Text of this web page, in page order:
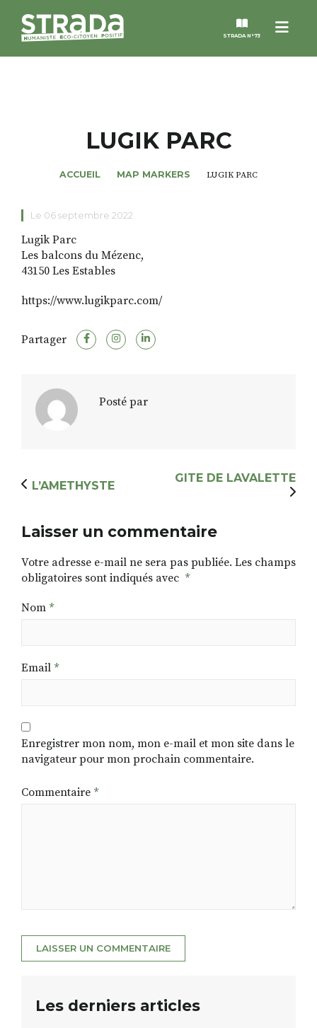
Menu
STRADA N°73
MAGAZINES
NOS THÈMES
STRADA’DATES
ALTER STRADA
ROSÉE DE MAI
LUGIK PARC
ACCUEIL MAP MARKERS LUGIK PARC
Le 06 septembre 2022
Lugik Parc
Les balcons du Mézenc,
43150 Les Estables
https://www.lugikparc.com/
Partager
Posté par
L’AMETHYSTE
GITE DE LAVALETTE
Laisser un commentaire
Votre adresse e-mail ne sera pas publiée. Les champs
obligatoires sont indiqués avec *
Nom *
Email *
Enregistrer mon nom, mon e-mail et mon site dans le
navigateur pour mon prochain commentaire.
Commentaire *
Les derniers articles